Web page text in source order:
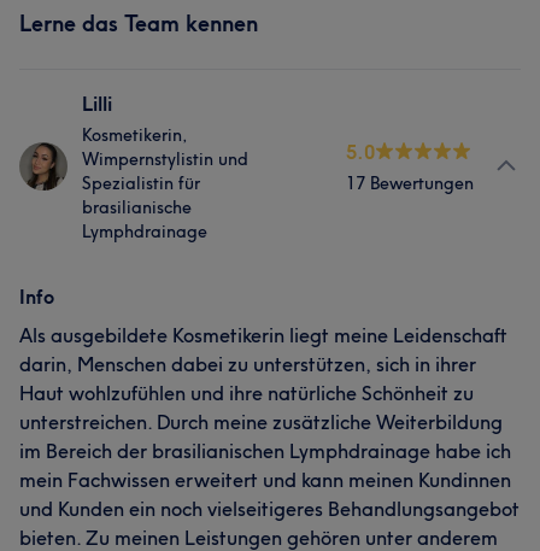
Lerne das Team kennen
Lilli
Kosmetikerin,
Wimpernstylistin und
Spezialistin für
brasilianische
Lymphdrainage
5.0
17 Bewertungen
Info
Als ausgebildete Kosmetikerin liegt meine Leidenschaft
darin, Menschen dabei zu unterstützen, sich in ihrer
Haut wohlzufühlen und ihre natürliche Schönheit zu
unterstreichen. Durch meine zusätzliche Weiterbildung
im Bereich der brasilianischen Lymphdrainage habe ich
mein Fachwissen erweitert und kann meinen Kundinnen
und Kunden ein noch vielseitigeres Behandlungsangebot
bieten. Zu meinen Leistungen gehören unter anderem